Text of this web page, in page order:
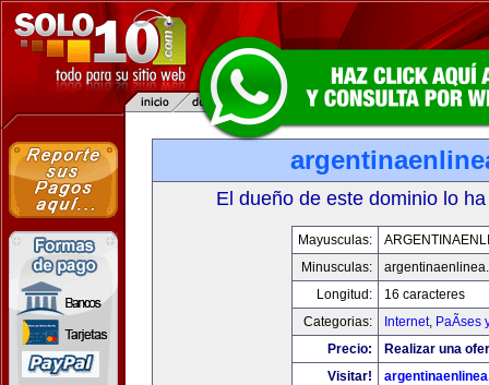
El dueño de este dominio lo
Mayusculas:
Minusculas:
Longitud:
16 caracteres
Categorias:
Internet, PaÃ­ses
Precio:
Realizar una
Visitar!